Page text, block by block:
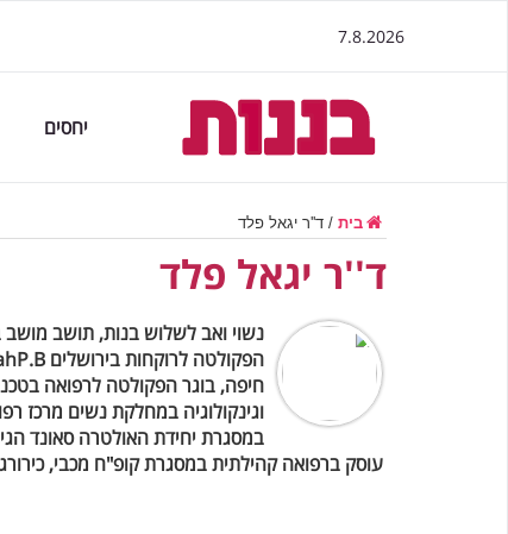
7.8.2026
יחסים
בית /ד''ר יגאל פלד
ד''ר יגאל פלד
נשוי ואב לשלוש בנות, תושב מושב
וגינקולוגיה במחלקת נשים מרכז
במסגרת יחידת האולטרה סאונד
עוסק ברפואה קהילתית במסגרת קופ"ח מכבי,